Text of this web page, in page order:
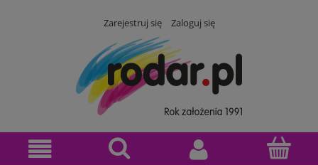
Zarejestruj się Zaloguj się